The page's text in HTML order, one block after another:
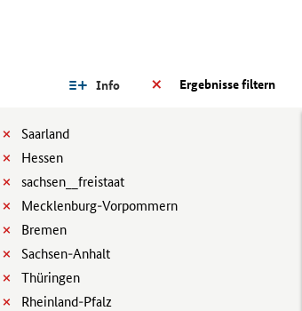
Ergebnisse filtern
Info
Saarland
Hessen
sachsen__freistaat
Mecklenburg-Vorpommern
Bremen
Sachsen-Anhalt
Thüringen
Rheinland-Pfalz